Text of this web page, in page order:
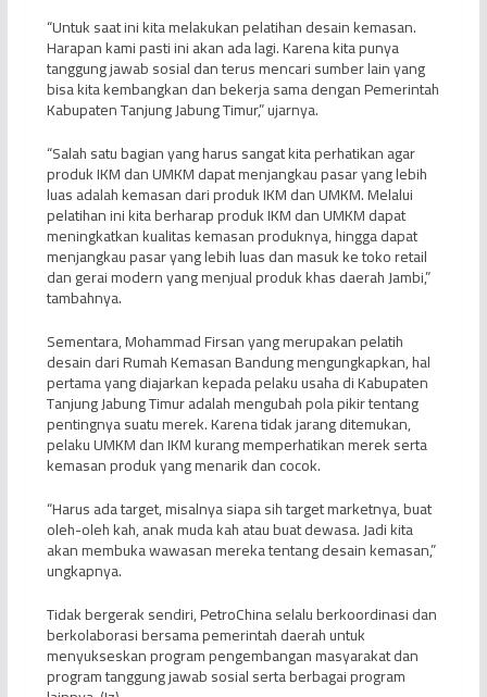
“Untuk saat ini kita melakukan pelatihan desain kemasan.
Harapan kami pasti ini akan ada lagi. Karena kita punya
tanggung jawab sosial dan terus mencari sumber lain yang
bisa kita kembangkan dan bekerja sama dengan Pemerintah
Kabupaten Tanjung Jabung Timur,” ujarnya.
“Salah satu bagian yang harus sangat kita perhatikan agar
produk IKM dan UMKM dapat menjangkau pasar yang lebih
luas adalah kemasan dari produk IKM dan UMKM. Melalui
pelatihan ini kita berharap produk IKM dan UMKM dapat
meningkatkan kualitas kemasan produknya, hingga dapat
menjangkau pasar yang lebih luas dan masuk ke toko retail
dan gerai modern yang menjual produk khas daerah Jambi,”
tambahnya.
Sementara, Mohammad Firsan yang merupakan pelatih
desain dari Rumah Kemasan Bandung mengungkapkan, hal
pertama yang diajarkan kepada pelaku usaha di Kabupaten
Tanjung Jabung Timur adalah mengubah pola pikir tentang
pentingnya suatu merek. Karena tidak jarang ditemukan,
pelaku UMKM dan IKM kurang memperhatikan merek serta
kemasan produk yang menarik dan cocok.
“Harus ada target, misalnya siapa sih target marketnya, buat
oleh-oleh kah, anak muda kah atau buat dewasa. Jadi kita
akan membuka wawasan mereka tentang desain kemasan,”
ungkapnya.
Tidak bergerak sendiri, PetroChina selalu berkoordinasi dan
berkolaborasi bersama pemerintah daerah untuk
menyukseskan program pengembangan masyarakat dan
program tanggung jawab sosial serta berbagai program